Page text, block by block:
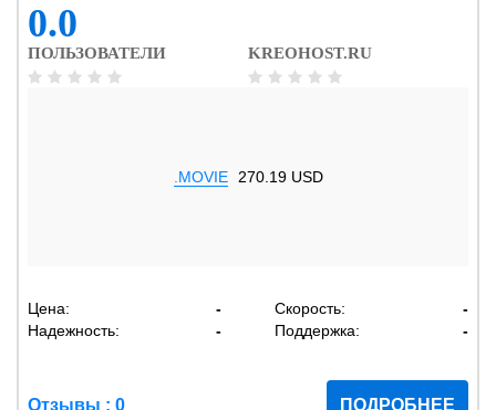
0.0
ПОЛЬЗОВАТЕЛИ KREOHOST.RU
.MOVIE 270.19 USD
Цена: - Скорость:
-
Надежность:
- Поддержка: -
Отзывы : 0 ПОДРОБНЕЕ